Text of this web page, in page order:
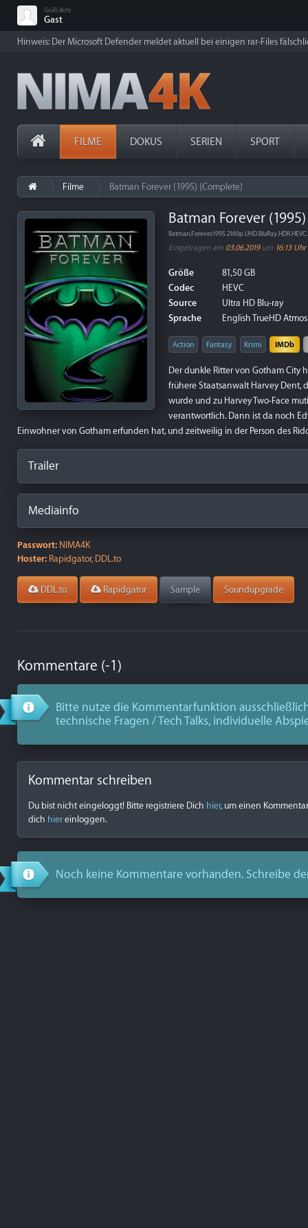
Grüß dich!
Gast
Hinweis: Der Microsoft Defender meldet aktuell bei einigen rar-Files
FILME DOKUS SERIEN SPORT
Filme Batman Forever (1995) (Complete)
Batman Forever
Eingetragen am 03.06.2019um 16:13 Uhr
Größe
81,50 GB
Codec
HEVC
Source
Ultra HD Blu-ray
Sprache
English TrueHD
Action Fantasy Krimi IMDb
Der dunkle Ritter von Gotham City
frühere Staatsanwalt Harvey Dent,
wurde und zu Harvey Two-Face
verantwortlich. Dann ist da noch
Einwohner von Gotham erfunden hat, und zeitweilig in der Person des
Trailer
Mediainfo
Passwort: NIMA4K
Hoster: Rapidgator, DDL.to
DDL.to Rapidgator Sample Soundupgrade
Kommentare (-1)
Bitte nutze die Kommentarfunktion
technische Fragen / Tech Talks, individuelle
Kommentar schreiben
Du bist nicht eingeloggt! Bitte registriere Dich hier, um einen
dich hiereinloggen.
Noch keine Kommentare vorhanden. Schreibe